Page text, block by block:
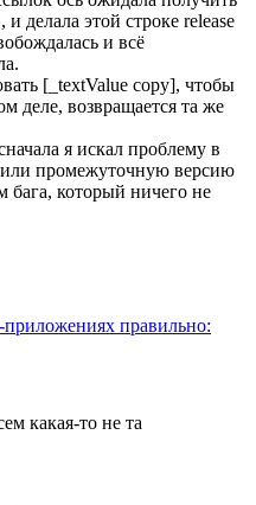
делала этой строке release
и всё
[_textValue copy], чтобы
деле, возвращается та же
я искал проблему в
промежуточную версию
бага, который ничего не
правильно:
какая-то не та